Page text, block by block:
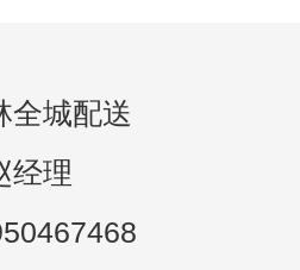
全城配送
经理